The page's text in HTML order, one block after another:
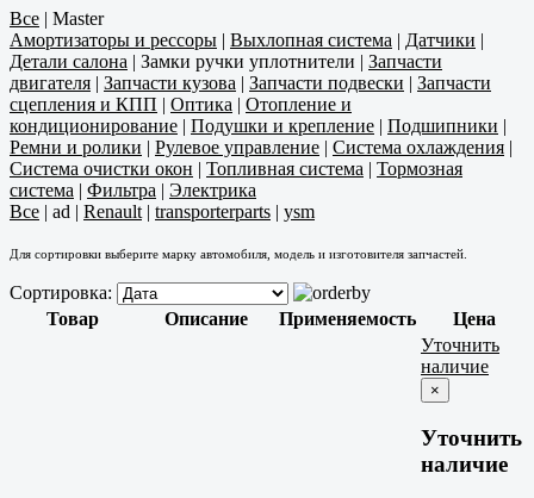
Все | Master
Амортизаторы и рессоры | Выхлопная система | Датчики |
Детали салона | Замки ручки уплотнители | Запчасти
двигателя | Запчасти кузова | Запчасти подвески | Запчасти
сцепления и КПП | Оптика | Отопление и
кондиционирование | Подушки и крепление | Подшипники |
Ремни и ролики | Рулевое управление | Система охлаждения |
Система очистки окон | Топливная система | Тормозная
система | Фильтра | Электрика
Все | ad | Renault | transporterparts | ysm
Для сортировки выберите марку автомобиля, модель и изготовителя запчастей.
Сортировка:
Товар
Описание Применяемость Цена
Уточнить
наличие
×
Уточнить
наличие